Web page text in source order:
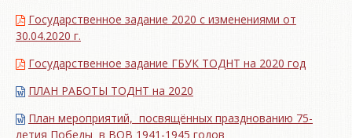
Государственное задание 2020 с изменениями от
30.04.2020 г.
Государственное задание ГБУК ТОДНТ на 2020 год
ПЛАН РАБОТЫ ТОДНТ на 2020
План мероприятий, посвящённых празднованию 75-
летия Победы в ВОВ 1941-1945 годов